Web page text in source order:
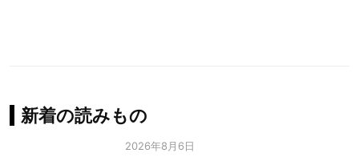
新着の読みもの
2026年8月6日